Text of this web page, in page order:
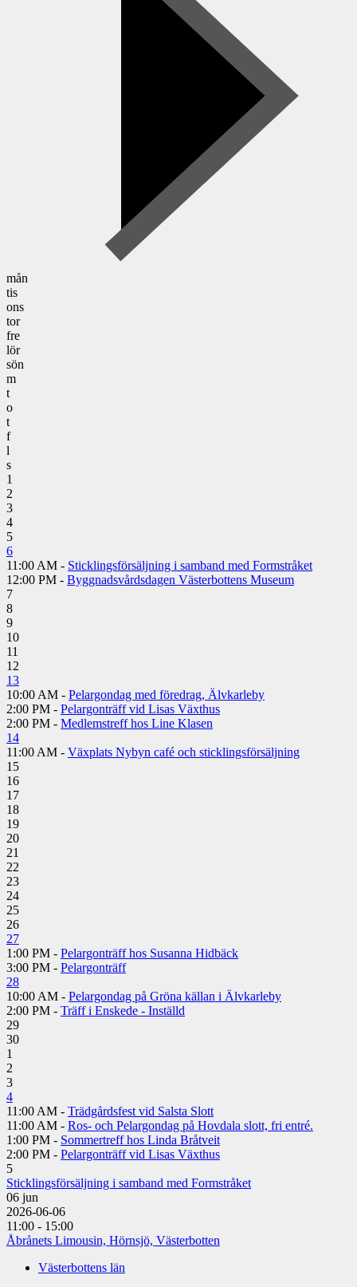
mån
tis
ons
tor
fre
lör
sön
m
t
o
t
f
l
s
1
2
3
4
5
6
11:00 AM - Sticklingsförsäljning i samband med Formstråket
12:00 PM - Byggnadsvårdsdagen Västerbottens Museum
7
8
9
10
11
12
13
10:00 AM - Pelargondag med föredrag, Älvkarleby
2:00 PM - Pelargonträff vid Lisas Växthus
2:00 PM - Medlemstreff hos Line Klasen
14
11:00 AM - Växplats Nybyn café och sticklingsförsäljning
15
16
17
18
19
20
21
22
23
24
25
26
27
1:00 PM - Pelargonträff hos Susanna Hidbäck
3:00 PM - Pelargonträff
28
10:00 AM - Pelargondag på Gröna källan i Älvkarleby
2:00 PM - Träff i Enskede - Inställd
29
30
1
2
3
4
11:00 AM - Trädgårdsfest vid Salsta Slott
11:00 AM - Ros- och Pelargondag på Hovdala slott, fri entré.
1:00 PM - Sommertreff hos Linda Bråtveit
2:00 PM - Pelargonträff vid Lisas Växthus
5
Sticklingsförsäljning i samband med Formstråket
06 jun
2026-06-06
11:00 - 15:00
Åbrånets Limousin, Hörnsjö, Västerbotten
Västerbottens län